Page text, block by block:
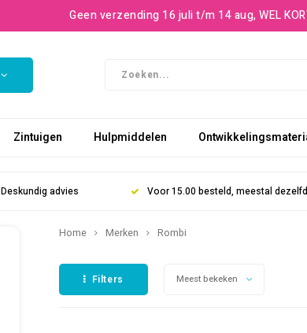
Geen verzending 16 juli t/m 14 aug, WEL
Zintuigen Hulpmiddelen
Deskundig advies Voor 15.00 besteld, meestal
Home Merken Rombi
Filters Meest bekeken